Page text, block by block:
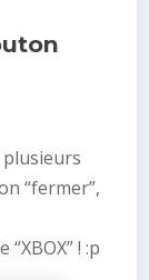
plusieurs
“fermer”,
! :p